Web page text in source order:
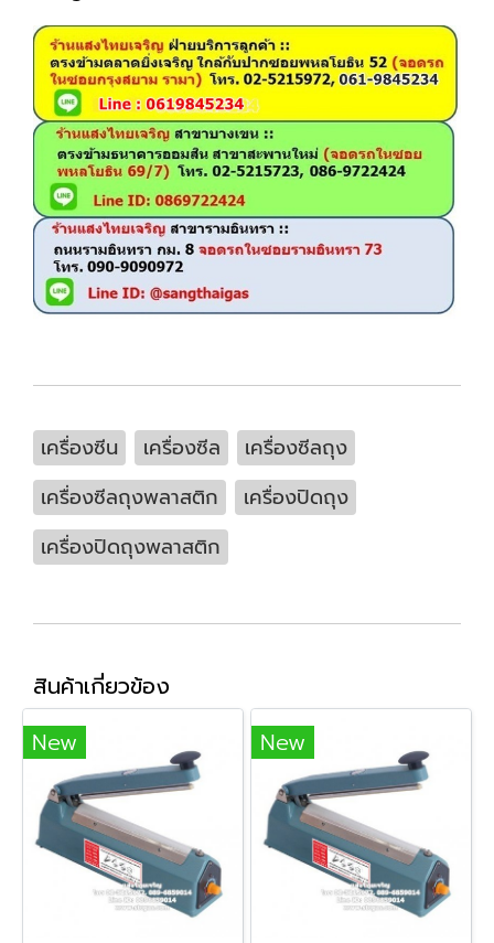
เครื่องซีน เครื่องซีล
เครื่องซีลถุง
เครื่องซีลถุงพลาสติก
เครื่องปิดถุง
เครื่องปิดถุงพลาสติก
สินค้าเกี่ยวข้อง
New
New